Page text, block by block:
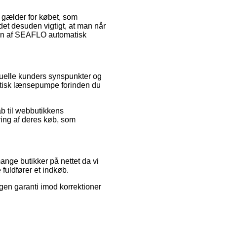
gælder for købet, som
desuden vigtigt, at man når
af SEAFLO automatisk
kunders synspunkter og
lænsepumpe forinden du
til webbutikkens
af deres køb, som
butikker på nettet da vi
fuldfører et indkøb.
garanti imod korrektioner